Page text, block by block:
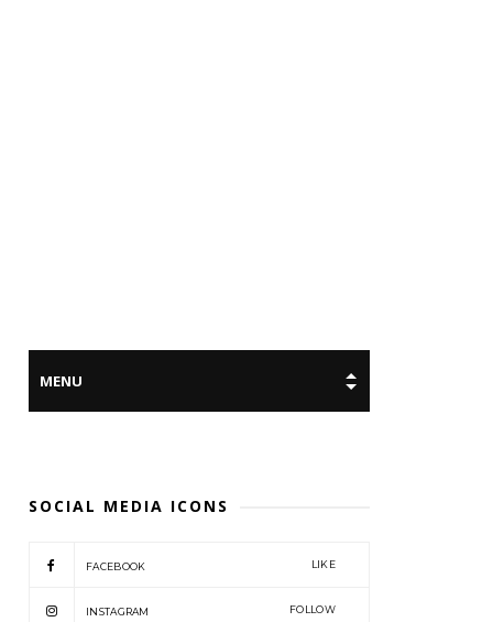
SOCIAL MEDIA ICONS
FACEBOOK LIKE
INSTAGRAM FOLLOW